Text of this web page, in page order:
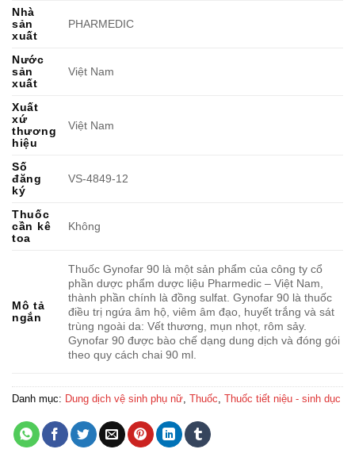
Nhà
sản
xuất
PHARMEDIC
Nước
sản
xuất
Việt Nam
Xuất
xứ
thương
hiệu
Việt Nam
Số
đăng
ký
VS-4849-12
Thuốc
cần kê
toa
Không
Mô tả
ngắn
Thuốc Gynofar 90 là một sản phẩm của công ty cổ
phần dược phẩm dược liệu Pharmedic – Việt Nam,
thành phần chính là đồng sulfat. Gynofar 90 là thuốc
điều trị ngứa âm hộ, viêm âm đạo, huyết trắng và sát
trùng ngoài da: Vết thương, mụn nhọt, rôm sảy.
Gynofar 90 được bào chế dạng dung dịch và đóng gói
theo quy cách chai 90 ml.
Danh mục: Dung dịch vệ sinh phụ nữ Thuốc Thuốc tiết niệu - sinh dục